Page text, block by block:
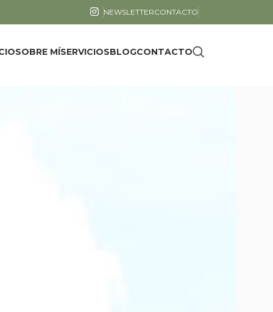
NEWSLETTERCONTACTO
SOBRE MÍSERVICIOSBLOGCONTACTO